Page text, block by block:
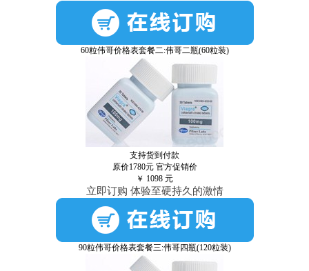
60粒伟哥价格表套餐二:伟哥二瓶(60粒装)
支持货到付款
原价1780元 官方促销价
￥ 1098 元
立即订购 体验至硬持久的激情
90粒伟哥价格表套餐三:伟哥四瓶(120粒装)